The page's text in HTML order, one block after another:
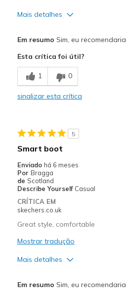
Mais detalhes
Stylish
Melhores utilizações
Casual Wear
View On Shoes
Em resumo Sim, eu
Esta crítica foi útil?
1 0
sinalizar esta crítica
5
Smart boot
Enviado há 6 meses
Por Bragga
de Scotland
Describe Yourself Casual
CRÍTICA EM
skechers.co.uk
Great style, comfortable
Mostrar tradução
Mais detalhes
Em resumo Sim, eu